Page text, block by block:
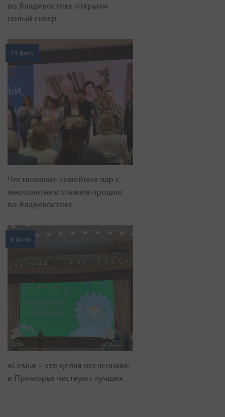
во Владивостоке открыли
новый сквер
23 фото
Чествование семейных пар с
многолетним стажем прошло
во Владивостоке
8 фото
«Семья – это целая вселенная»:
в Приморье чествуют лучших